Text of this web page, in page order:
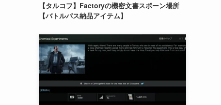
【タルコフ】Factoryの機密文書スポーン場所
【バトルパス納品アイテム】